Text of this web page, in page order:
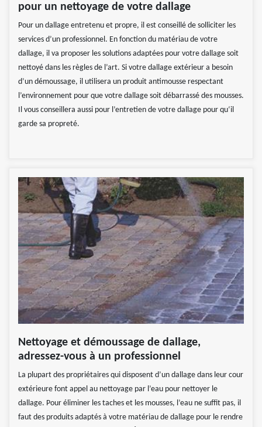
pour un nettoyage de votre dallage
Pour un dallage entretenu et propre, il est conseillé de solliciter les
services d’un professionnel. En fonction du matériau de votre
dallage, il va proposer les solutions adaptées pour votre dallage soit
nettoyé dans les règles de l’art. Si votre dallage extérieur a besoin
d’un démoussage, il utilisera un produit antimousse respectant
l’environnement pour que votre dallage soit débarrassé des mousses.
Il vous conseillera aussi pour l’entretien de votre dallage pour qu‘il
garde sa propreté.
Nettoyage et démoussage de dallage,
adressez-vous à un professionnel
La plupart des propriétaires qui disposent d’un dallage dans leur cour
extérieure font appel au nettoyage par l’eau pour nettoyer le
dallage. Pour éliminer les taches et les mousses, l’eau ne suffit pas, il
faut des produits adaptés à votre matériau de dallage pour le rendre